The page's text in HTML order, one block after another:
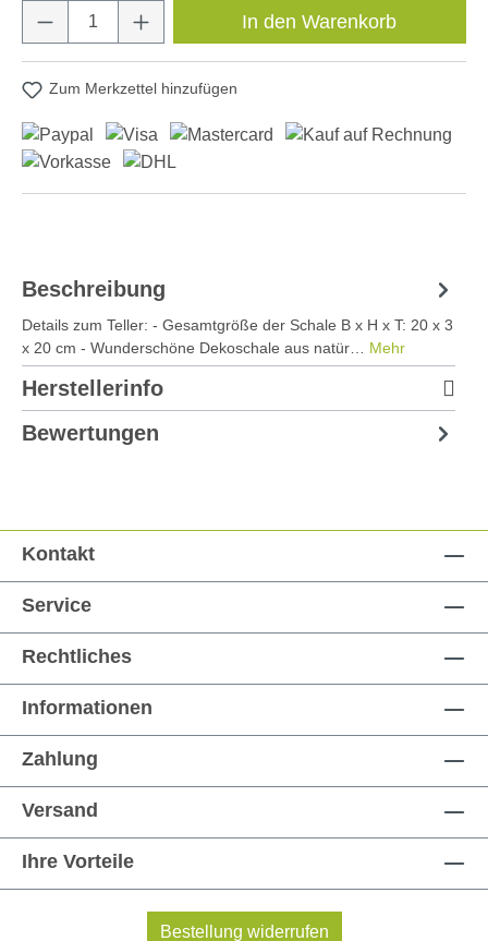
Produkt Anzahl: Gib den gewünschten
In den Warenkorb
Zum Merkzettel hinzufügen
Beschreibung
Details zum Teller: - Gesamtgröße der Schale B x H x T: 20 x 3
x 20 cm - Wunderschöne Dekoschale aus natür… Mehr
Herstellerinfo
Bewertungen
Kontakt
Service
Rechtliches
Informationen
Zahlung
Versand
Ihre Vorteile
Bestellung widerrufen